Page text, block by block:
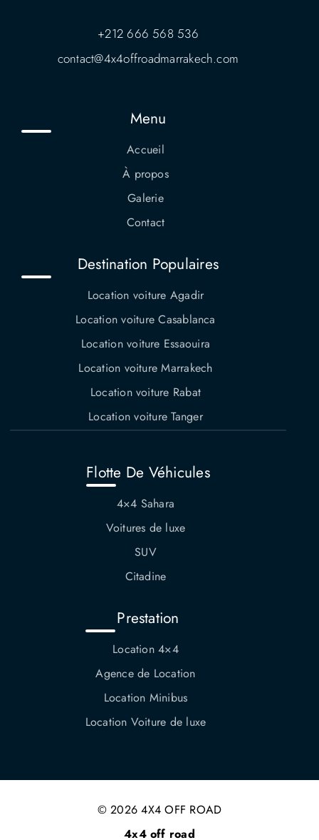
+212 666 568 536
contact@4x4offroadmarrakech.com
Menu
Accueil
À propos
Galerie
Contact
Destination Populaires
Location voiture Agadir
Location voiture Casablanca
Location voiture Essaouira
Location voiture Marrakech
Location voiture Rabat
Location voiture Tanger
Flotte De Véhicules
4×4 Sahara
Voitures de luxe
SUV
Citadine
Prestation
Location 4×4
Agence de Location
Location Minibus
Location Voiture de luxe
© 2026 4X4 OFF ROAD
4x4 off road